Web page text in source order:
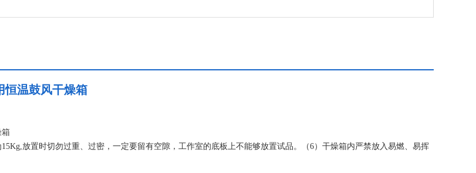
恒温鼓风干燥箱
箱
放置时切勿过重、过密，一定要留有空隙，工作室的底板上不能够放置试品。（6）干燥箱内严禁放入易燃、易挥
）通上电源，绿色指示灯亮，开启鼓风开关，鼓风电机运转，开启加热电源，干燥箱即可以进入工作的状态。（8）工